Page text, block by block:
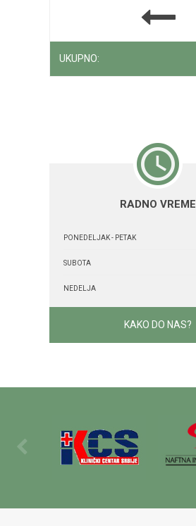
UKUPNO:
RADNO VREME
PONEDELJAK - PETAK
SUBOTA
NEDELJA
KAKO DO NAS?